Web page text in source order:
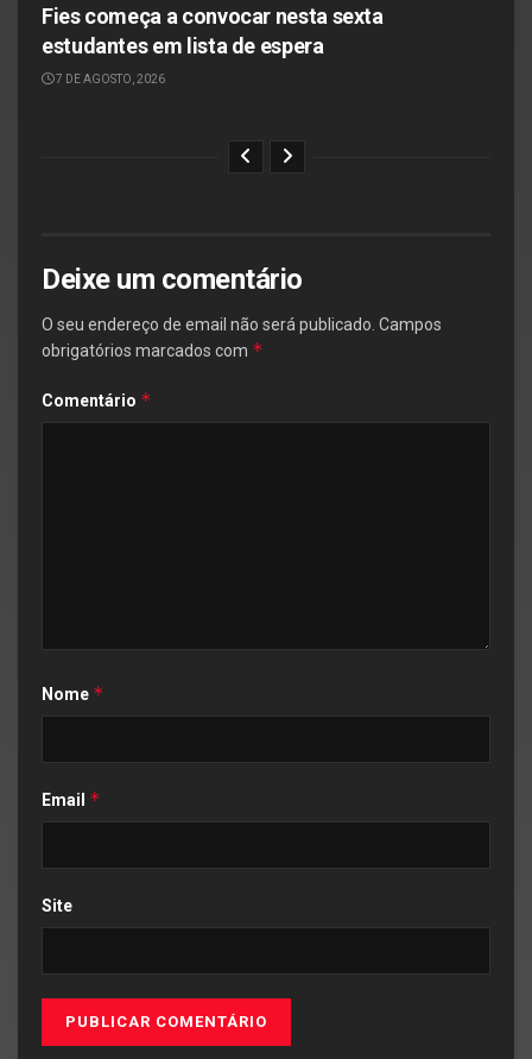
Fies começa a convocar nesta sexta
estudantes em lista de espera
7 DE AGOSTO, 2026
Deixe um comentário
O seu endereço de email não será publicado. Campos
obrigatórios marcados com *
Comentário *
Nome *
Email *
Site